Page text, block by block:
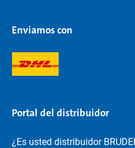
Enviamos con
Portal del distribuidor
¿Es usted distribuidor